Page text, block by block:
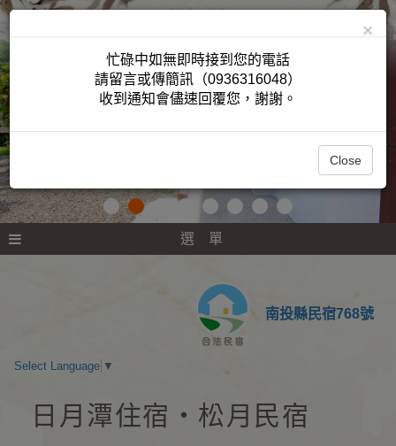
選 單
南投縣民宿768號
Select Language ▼
日月潭住宿‧松月民宿
×
忙碌中如無即時接到您的電話
請留言或傳簡訊（0936316048）
收到通知會儘速回覆您，謝謝。
Close